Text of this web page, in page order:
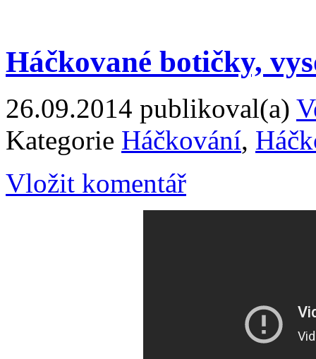
Háčkované botičky,
26.09.2014 publikoval(a)
Kategorie Háčkování,
Vložit komentář